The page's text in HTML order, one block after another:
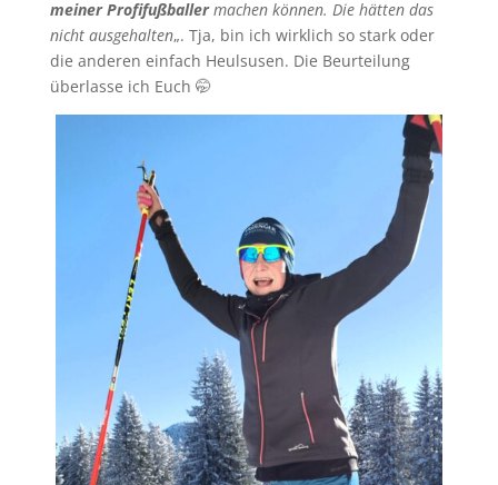
meiner Profifußballermachen können. Die hätten das
nicht ausgehalten„. Tja, bin ich wirklich so stark oder
die anderen einfach Heulsusen. Die Beurteilung
überlasse ich Euch 🤭